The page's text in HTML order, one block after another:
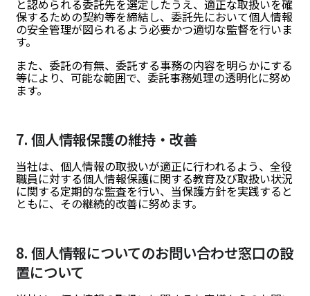
と認められる委託先を選定したうえ、適正な取扱いを確
保するための契約等を締結し、委託先において個人情報
の安全管理が図られるよう必要かつ適切な監督を行いま
す。
また、委託の有無、委託する事務の内容を明らかにする
等により、可能な範囲で、委託事務処理の透明化に努め
ます。
7. 個人情報保護の維持・改善
当社は、個人情報の取扱いが適正に行われるよう、全役
職員に対する個人情報保護に関する教育及び取扱い状況
に関する定期的な監査を行い、当保護方針を実践すると
ともに、その継続的改善に努めます。
8. 個人情報についてのお問い合わせ窓口の設
置について